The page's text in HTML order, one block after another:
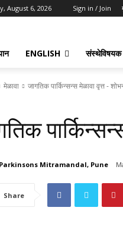
August 6, 2026 Sign in / Join
ENGLISH संस्थेविषयक
मेळावा जागतिक पार्किन्सन्स मेळावा वृत्त -
Parkinsons Mitramandal, Pune
Share